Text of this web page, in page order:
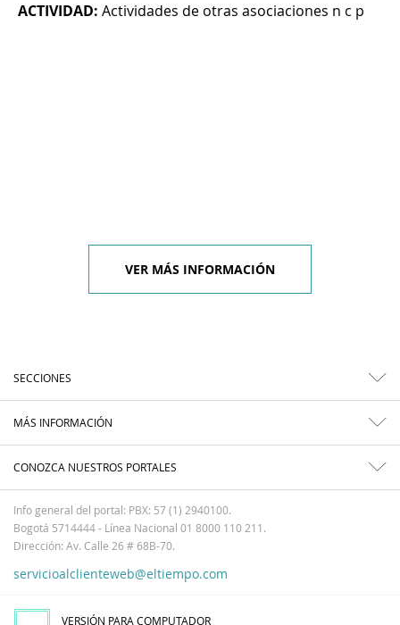
ACTIVIDAD: Actividades de otras asociaciones n c p
VER MÁS INFORMACIÓN
SECCIONES
MÁS INFORMACIÓN
CONOZCA NUESTROS PORTALES
Info general del portal: PBX: 57 (1) 2940100.
Bogotá 5714444 - Línea Nacional 01 8000 110 211.
Dirección: Av. Calle 26 # 68B-70.
servicioalclienteweb@eltiempo.com
VERSIÓN PARA COMPUTADOR